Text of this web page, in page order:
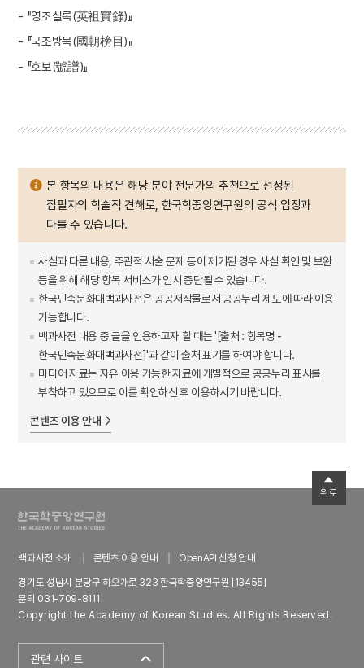
- 『영조실록(英祖實錄)』
- 『국조방목(國朝榜目)』
- 『호보(號譜)』
본 항목의 내용은 해당 분야 전문가의 추천으로 선정된
집필자의 학술적 견해로, 한국학중앙연구원의 공식 입장과
다를 수 있습니다.
사실과 다른 내용, 주관적 서술 문제 등이 제기된 경우 사실 확인 및 보완
등을 위해 해당 항목 서비스가 임시 중단될 수 있습니다.
한국민족문화대백과사전은 공공저작물로서 공공누리 제도에 따라 이용
가능합니다.
백과사전 내용 중 글을 인용하고자 할 때는 '[출처 : 항목명 -
한국민족문화대백과사전]'과 같이 출처 표기를 하여야 합니다.
미디어 자료는 자유 이용 가능한 자료에 개별적으로 공공누리 표시를
부착하고 있으므로 이를 확인하신 후 이용하시기 바랍니다.
콘텐츠 이용 안내
백과사전 소개 콘텐츠 이용 안내
OpenAPI 신청 안내
경기도 성남시 분당구 하오개로 323 한국학중앙연구원 [13455]
문의 031-709-8111
Copyright the Academy of Korean Studies. All Rights Reserved.
관련 사이트
위로